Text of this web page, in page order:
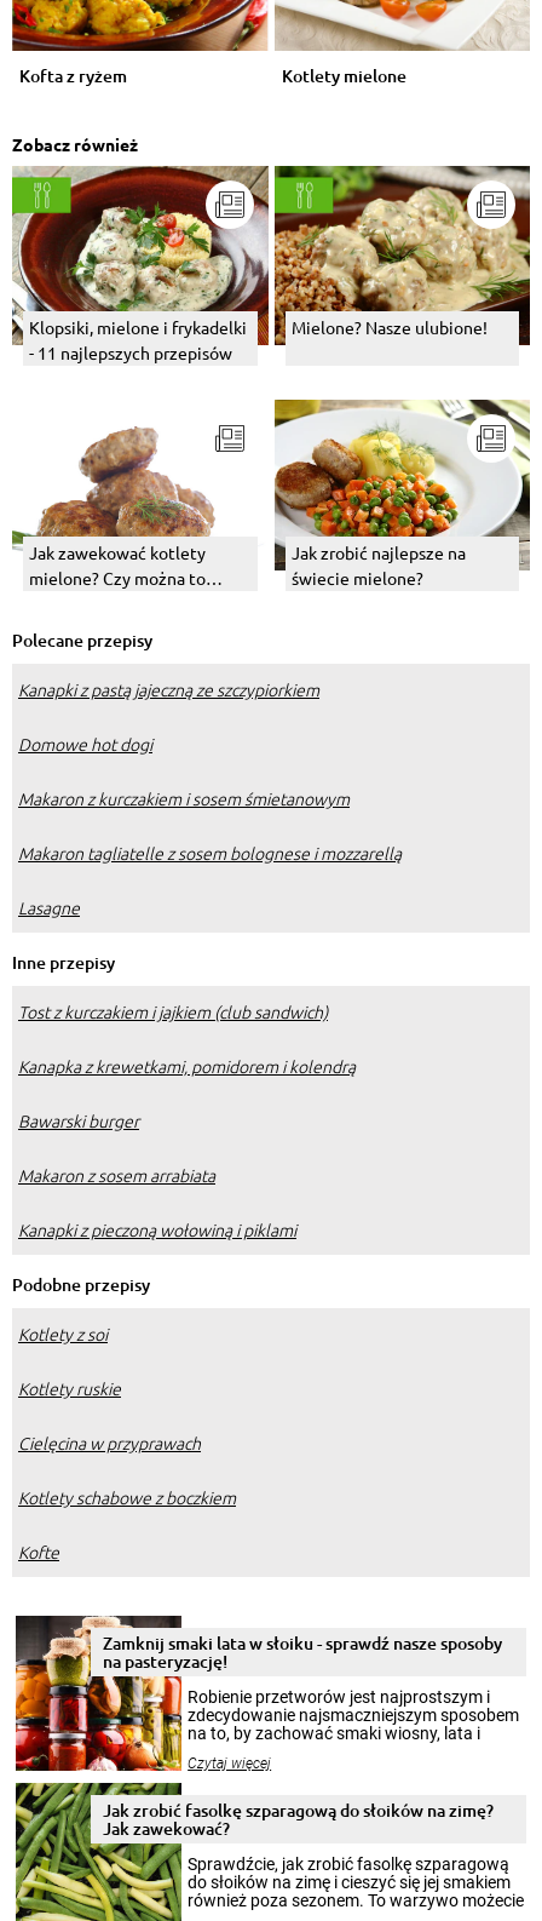
Kofta z ryżem Kotlety mielone
Zobacz również
Klopsiki, mielone i frykadelki
- 11 najlepszych przepisów
Mielone? Nasze ulubione!
Jak zawekować kotlety
mielone? Czy można to
Jak zrobić najlepsze na
świecie mielone?
Polecane przepisy
Kanapki z pastą jajeczną ze szczypiorkiem
Domowe hot dogi
Makaron z kurczakiem i sosem śmietanowym
Makaron tagliatelle z sosem bolognese i mozzarellą
Lasagne
Inne przepisy
Tost z kurczakiem i jajkiem (club sandwich)
Kanapka z krewetkami, pomidorem i kolendrą
Bawarski burger
Makaron z sosem arrabiata
Kanapki z pieczoną wołowiną i piklami
Podobne przepisy
Kotlety z soi
Kotlety ruskie
Cielęcina w przyprawach
Kotlety schabowe z boczkiem
Kofte
Zamknij smaki lata w słoiku - sprawdź nasze sposoby
na pasteryzację!
Robienie przetworów jest najprostszym i
zdecydowanie najsmaczniejszym sposobem
na to, by zachować smaki wiosny, lata i
krajobrazów, by cieszyć nimi oko w sezonie
pełni poczuć atmosferę cieplejszych
miesięcy. Przygotowanie słoików ze
patenty, które pozwolą zachować świeżość
przetworów.
Czytaj więcej
Jak zrobić fasolkę szparagową do słoików na zimę?
Jak zawekować?
Sprawdźcie, jak zrobić fasolkę szparagową
do słoików na zimę i cieszyć się jej smakiem
również poza sezonem. To warzywo możecie